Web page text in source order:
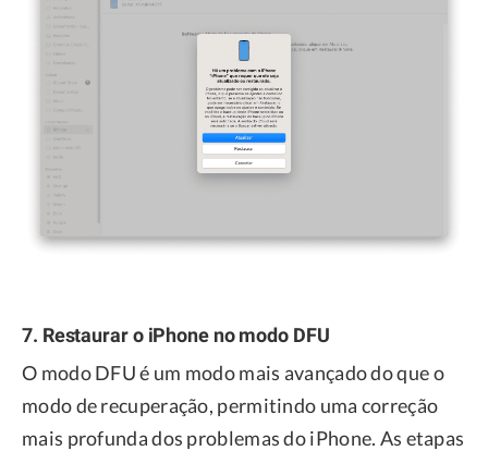
7. Restaurar o iPhone no modo DFU
O modo DFU é um modo mais avançado do que o
modo de recuperação, permitindo uma correção
mais profunda dos problemas do iPhone. As etapas